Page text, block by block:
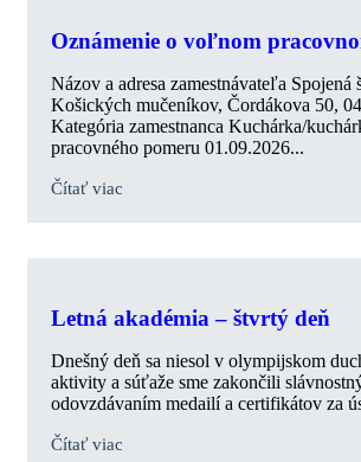
Oznámenie o voľnom
Názov a adresa zamestnávateľa Spojená
Košických mučeníkov, Čordákova 50,
Kategória zamestnanca Kuchárka/
pracovného pomeru 01.09.2026...
Čítať viac
Letná akadémia – štvrtý deň
Dnešný deň sa niesol v olympijskom
aktivity a súťaže sme zakončili
odovzdávaním medailí a certifikátov za
Čítať viac